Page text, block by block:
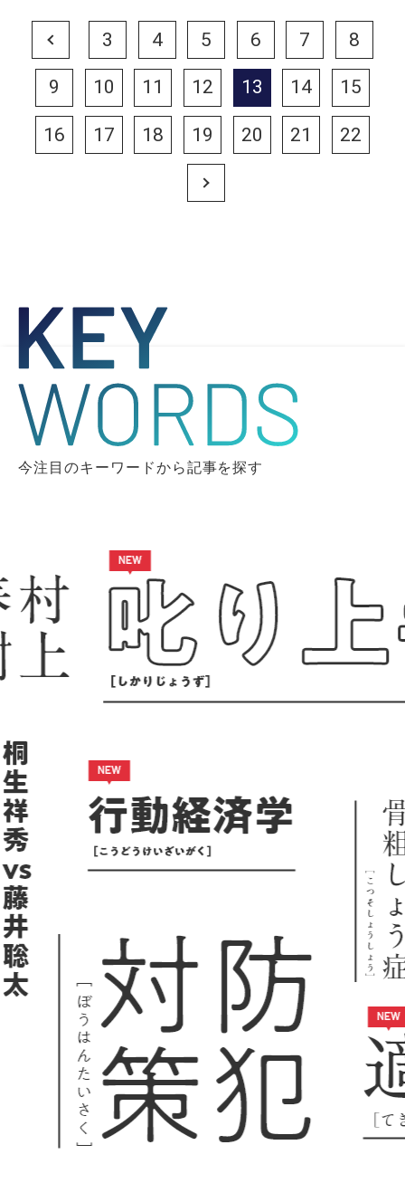
Prev 3 4 5 6 7 8
9 10 11 12 13 14 15
16 17 18 19 20 21 22
Next
今注目のキーワードから記事を探す